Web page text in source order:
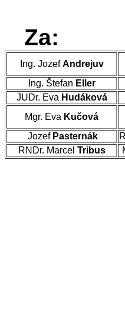
Za:
Ing. JozefAndrejuv
Ing. Štefan Eller
JUDr. Eva Hudáková
Mgr. Eva Kučová
Jozef Pasternák
RNDr. Marcel Tribus